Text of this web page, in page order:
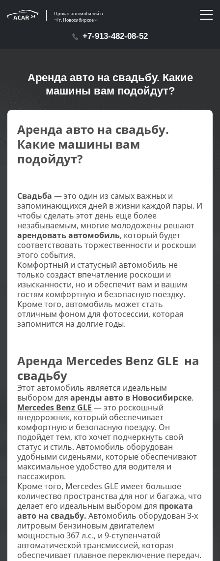
Прокат автомобилей в
г. Новосибирске
+7-913-482-08-52
Аренда авто на свадьбу. Какие
машины вам подойдут?
Аренда авто на свадьбу.
Какие машины вам
подойдут?
Свадьба — это один из самых важных и
запоминающихся дней в жизни каждой пары. И
чтобы сделать этот день еще более
незабываемым, многие молодожены решают
арендовать автомобиль, который будет
соответствовать торжественности и роскоши
этого события.
Комфортный и статусный автомобиль не
только создаст впечатление роскоши и
изысканности, но и обеспечит вам и вашим
гостям комфортную и безопасную поездку.
Кроме того, автомобиль может стать
отличным фоном для фотосессии, которая
запомнится на долгие годы.
Аренда Mercedes Benz GLE на
свадьбу
Этот автомобиль является идеальным
выбором для аренды авто в Новосибирске.
Mercedes Benz GLE — это роскошный
внедорожник, который обеспечивает
комфортную и безопасную поездку. Он
подойдет тем, кто хочет подчеркнуть свой
статус и стиль. Автомобиль оборудован
удобными сиденьями, которые обеспечивают
максимальное удобство для водителя и
пассажиров.
Кроме того, Mercedes GLE имеет большое
количество пространства для ног и багажа, что
делает его идеальным выбором для проката
авто на свадьбу. Автомобиль оборудован 3-х
литровым бензиновым двигателем
мощностью 367 л.с., и 9-ступенчатой
автоматической трансмиссией, которая
обеспечивает плавное переключение передач.